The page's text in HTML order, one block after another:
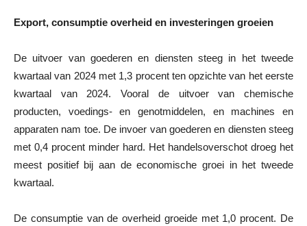
Export, consumptie overheid en investeringen groeien
De uitvoer van goederen en diensten steeg in het tweede
kwartaal van 2024 met 1,3 procent ten opzichte van het eerste
kwartaal van 2024. Vooral de uitvoer van chemische
producten, voedings- en genotmiddelen, en machines en
apparaten nam toe. De invoer van goederen en diensten steeg
met 0,4 procent minder hard. Het handelsoverschot droeg het
meest positief bij aan de economische groei in het tweede
kwartaal.
De consumptie van de overheid groeide met 1,0 procent. De